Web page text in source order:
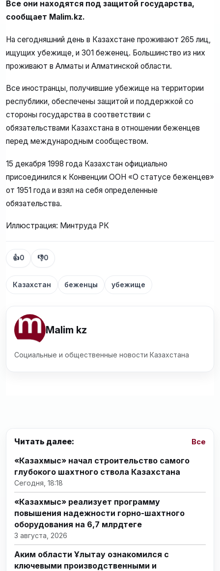
Все они находятся под защитой государства,
сообщает Malim.kz.
На сегодняшний день в Казахстане проживают 265 лиц,
ищущих убежище, и 301 беженец. Большинство из них
проживают в Алматы и Алматинской области.
Все иностранцы, получившие убежище на территории
республики, обеспечены защитой и поддержкой со
стороны государства в соответствии с
обязательствами Казахстана в отношении беженцев
перед международным сообществом.
15 декабря 1998 года Казахстан официально
присоединился к Конвенции ООН «О статусе беженцев»
от 1951 года и взял на себя определенные
обязательства.
Иллюстрация: Минтруда РК
👍0 👎0
Казахстан беженцы убежище
Malim kz
Социальные и общественные новости Казахстана
Читать далее: Все
«Казахмыс» начал строительство самого
глубокого шахтного ствола Казахстана
Сегодня, 18:18
«Казахмыс» реализует программу
повышения надежности горно-шахтного
оборудования на 6,7 млрдтеңге
3 августа, 2026
Аким области Ұлытау ознакомился с
ключевыми производственными и